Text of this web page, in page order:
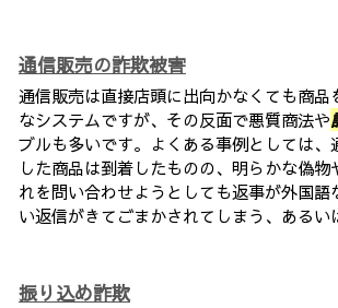
通信販売の詐欺被害
通信販売は直接店頭に出向かなくても商品
なシステムですが、その反面で悪質商法や
ブルも多いです。よくある事例としては、
した商品は到着したものの、明らかな偽物
れを問い合わせようとしても返事が外国語
い返信がきてごまかされてしまう、あるい
振り込め詐欺